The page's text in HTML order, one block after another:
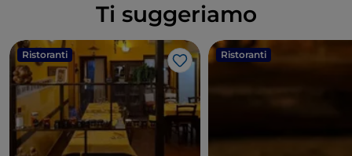
Ti suggeriamo
Ristoranti
Like
Ristoranti